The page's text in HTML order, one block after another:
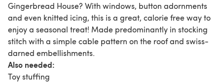
Gingerbread House? With windows, button adornments
and even knitted icing, this is a great, calorie free way to
enjoy a seasonal treat! Made predominantly in stocking
stitch with a simple cable pattern on the roof and swiss-
darned embellishments.
Also needed:
Toy stuffing